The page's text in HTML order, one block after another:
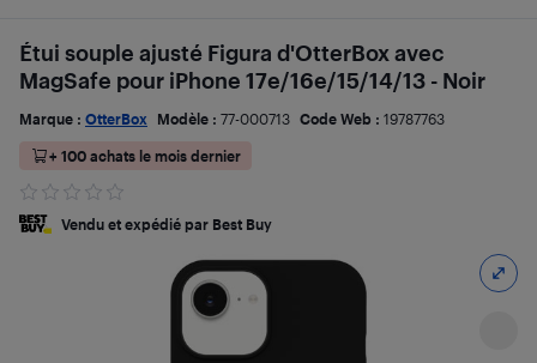
Étui souple ajusté Figura d'OtterBox avec
MagSafe pour iPhone 17e/16e/15/14/13 - Noir
Marque : OtterBox Modèle : 77-000713 Code Web : 19787763
+ 100 achats le mois dernier
Vendu et expédié par Best Buy